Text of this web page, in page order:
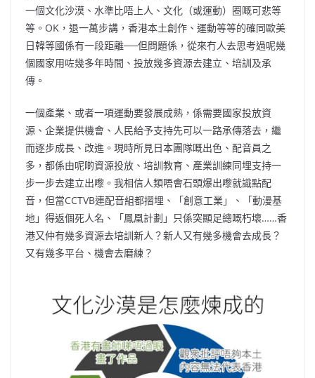
一個文化沙漠、水準比唔上人、文化（或運動）圈嘅可悲等
等。OK，退一萬步講，香港本土創作、運動等等的確同歐美
日韓等國係有一段距離──但問題係，從來冇人去思考過呢幾
個國家用咗幾多年時間、投放幾多資源去建立、培訓及承
傳。
一個產業、或者一項運動要發展成熟，係需要國家投放資
源、企業提供機會、人民給予支持先可以一路承傳落去，繼
而逐步成長、改進。現時所見日本團隊嘅出色、配音員之
多，都係由呢啲資源投放、培訓教育、產業訓練同埋支持一
步一步去建立出嚟。我相信人類唔會石頭爆出嚟就識點配
音，但當CCTVB連配音組都摺埋、「創意工業」、「動漫基
地」得返個死人名、「鳳凰計劃」只係突顯足總嘅朽壞……香
港又仲有幾多資源去培訓新人？新人又有幾多機會去成長？
又有幾多平台、機會去磨練？